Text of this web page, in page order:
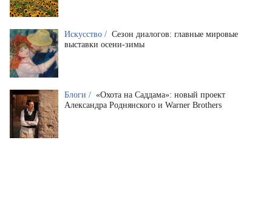
Искусство / Сезон диалогов: главные мировые
выставки осени-зимы
Блоги / «Охота на Саддама»: новый проект
Александра Роднянского и Warner Brothers